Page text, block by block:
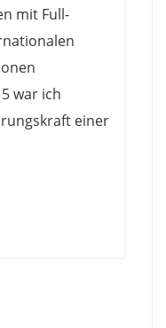
mit Full-
war ich
einer